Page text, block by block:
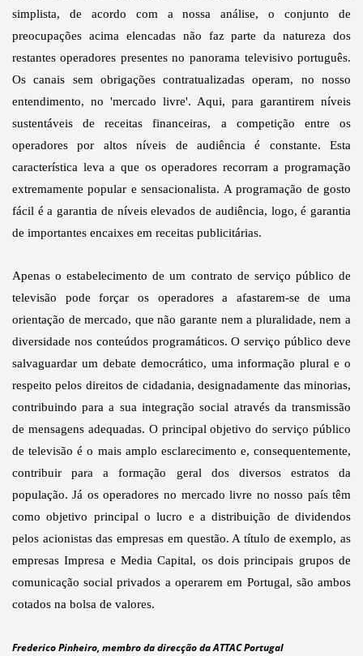
simplista, de acordo com a nossa análise, o conjunto de
preocupações acima elencadas não faz parte da natureza dos
restantes operadores presentes no panorama televisivo português.
Os canais sem obrigações contratualizadas operam, no nosso
entendimento, no 'mercado livre'. Aqui, para garantirem níveis
sustentáveis de receitas financeiras, a competição entre os
operadores por altos níveis de audiência é constante. Esta
característica leva a que os operadores recorram a programação
extremamente popular e sensacionalista. A programação de gosto
fácil é a garantia de níveis elevados de audiência, logo, é garantia
de importantes encaixes em receitas publicitárias.
Apenas o estabelecimento de um contrato de serviço público de
televisão pode forçar os operadores a afastarem-se de uma
orientação de mercado, que não garante nem a pluralidade, nem a
diversidade nos conteúdos programáticos. O serviço público deve
salvaguardar um debate democrático, uma informação plural e o
respeito pelos direitos de cidadania, designadamente das minorias,
contribuindo para a sua integração social através da transmissão
de mensagens adequadas. O principal objetivo do serviço público
de televisão é o mais amplo esclarecimento e, consequentemente,
contribuir para a formação geral dos diversos estratos da
população. Já os operadores no mercado livre no nosso país têm
como objetivo principal o lucro e a distribuição de dividendos
pelos acionistas das empresas em questão. A título de exemplo, as
empresas Impresa e Media Capital, os dois principais grupos de
comunicação social privados a operarem em Portugal, são ambos
cotados na bolsa de valores.
Frederico Pinheiro, membro da direcção da ATTAC Portugal